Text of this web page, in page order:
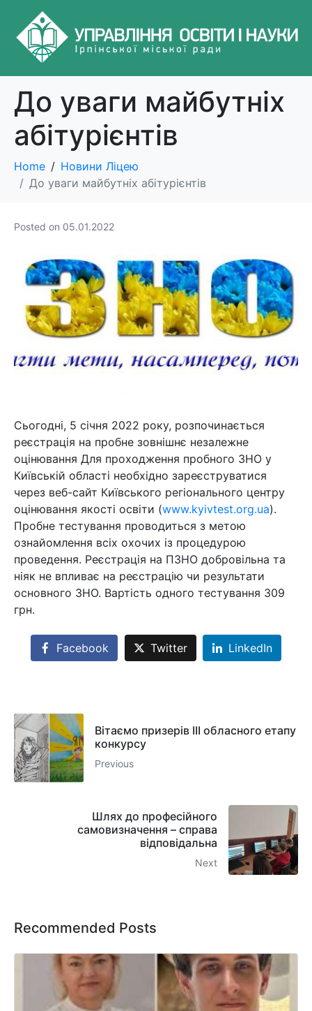
До уваги майбутніх
абітурієнтів
Home
Новини Ліцею
До уваги майбутніх абітурієнтів
Posted on 05.01.2022
Сьогодні, 5 січня 2022 року, розпочинається
реєстрація на пробне зовнішнє незалежне
оцінювання Для проходження пробного ЗНО у
Київській області необхідно зареєструватися
через веб-сайт Київського регіонального центру
оцінювання якості освіти (www.kyivtest.org.ua).
Пробне тестування проводиться з метою
ознайомлення всіх охочих із процедурою
проведення. Реєстрація на ПЗНО добровільна та
ніяк не впливає на реєстрацію чи результати
основного ЗНО. Вартість одного тестування 309
грн.
Facebook Twitter LinkedIn
Вітаємо призерів ІІІ обласного етапу
конкурсу
Previous
Шлях до професійного
самовизначення – справа
відповідальна
Next
Recommended Posts